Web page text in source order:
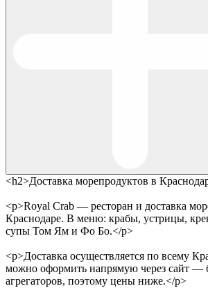
<h2>Доставка морепродуктов в
<p>Royal Crab — ресторан и доставка
Краснодаре. В меню: крабы, устрицы,
супы Том Ям и Фо Бо.</p>
<p>Доставка осуществляется по всему
можно оформить напрямую через сайт —
агрегаторов, поэтому цены ниже.</p>